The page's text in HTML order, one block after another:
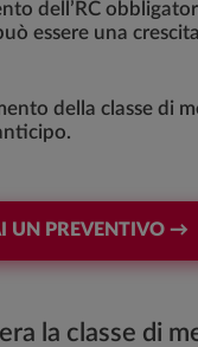
dell’RC
essere una
della classe di
UN PREVENTIVO →
la classe di